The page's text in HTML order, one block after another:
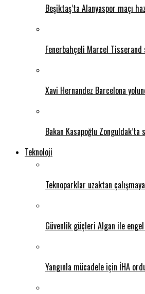
Beşiktaş’ta Alanyaspor maçı
Fenerbahçeli Marcel Tisserand
Xavi Hernandez Barcelona
Bakan Kasapoğlu Zonguldak’ta
Teknoloji
Teknoparklar uzaktan
Güvenlik güçleri Algan ile
Yangınla mücadele için İHA